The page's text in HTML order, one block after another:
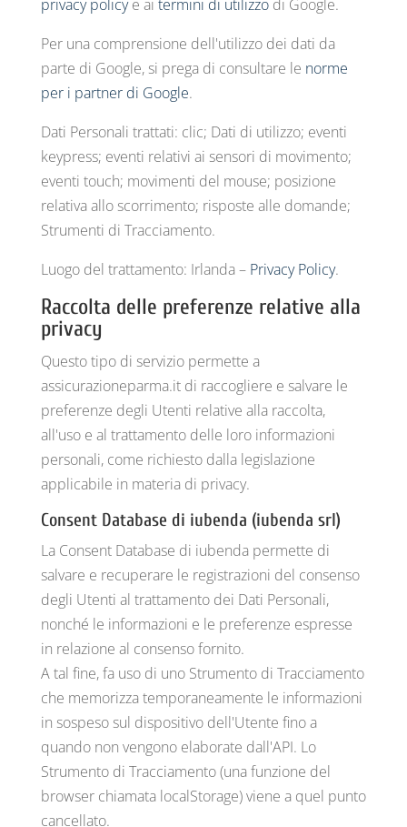
privacy policye ai termini di utilizzodi Google.
Per una comprensione dell'utilizzo dei dati da
parte di Google, si prega di consultare le norme
per i partner di Google.
Dati Personali trattati: clic; Dati di utilizzo; eventi
keypress; eventi relativi ai sensori di movimento;
eventi touch; movimenti del mouse; posizione
relativa allo scorrimento; risposte alle domande;
Strumenti di Tracciamento.
Luogo del trattamento: Irlanda – Privacy Policy.
Raccolta delle preferenze relative alla
privacy
Questo tipo di servizio permette a
assicurazioneparma.it di raccogliere e salvare le
preferenze degli Utenti relative alla raccolta,
all'uso e al trattamento delle loro informazioni
personali, come richiesto dalla legislazione
applicabile in materia di privacy.
Consent Database di iubenda (iubenda srl)
La Consent Database di iubenda permette di
salvare e recuperare le registrazioni del consenso
degli Utenti al trattamento dei Dati Personali,
nonché le informazioni e le preferenze espresse
in relazione al consenso fornito.
A tal fine, fa uso di uno Strumento di Tracciamento
che memorizza temporaneamente le informazioni
in sospeso sul dispositivo dell'Utente fino a
quando non vengono elaborate dall'API. Lo
Strumento di Tracciamento (una funzione del
browser chiamata localStorage) viene a quel punto
cancellato.